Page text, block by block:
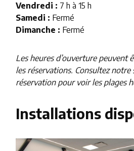
Vendredi : 7 h à 15 h
Samedi : Fermé
Dimanche : Fermé
Les heures d’ouverture peuvent
les réservations. Consultez notre
réservation pour voir les plages
Installations